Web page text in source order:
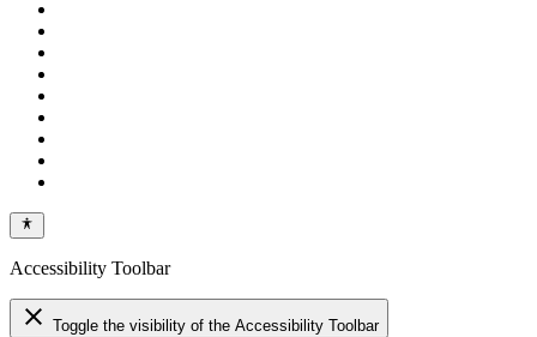
Accessibility Toolbar
close Toggle the visibility of the Accessibility Toolbar